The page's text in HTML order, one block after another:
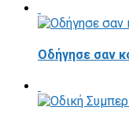
Οδήγησε σαν